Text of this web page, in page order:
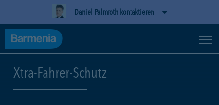
Daniel Palmroth kontaktieren
Xtra-Fahrer-Schutz